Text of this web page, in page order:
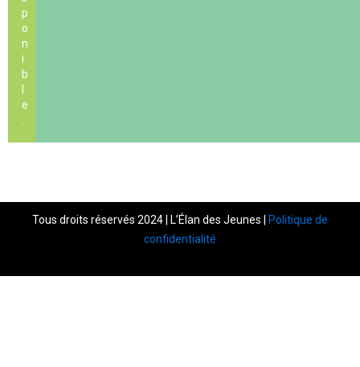
p
o
n
i
b
e
.
Tous droits réservés 2024 | L’Élan des Jeunes | Politique de
confidentialité